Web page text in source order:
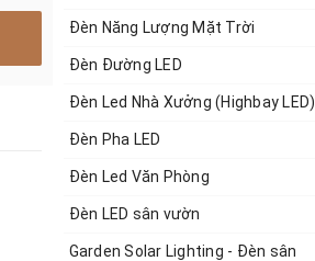
Đèn Năng Lượng Mặt Trời
Đèn Đường LED
Đèn Led Nhà Xưởng (Highbay LED)
Đèn Pha LED
Đèn Led Văn Phòng
Đèn LED sân vườn
Garden Solar Lighting - Đèn sân